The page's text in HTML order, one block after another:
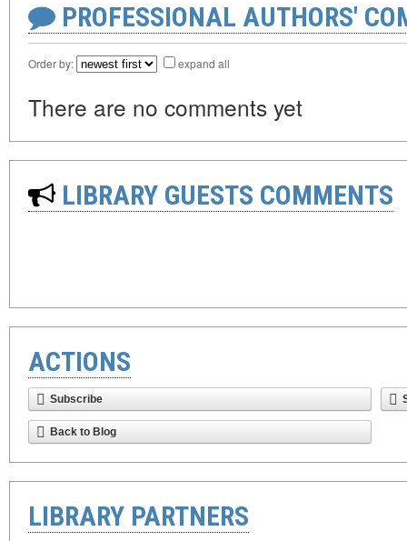
PROFESSIONAL AUTHORS'
Order by: expand all
There are no comments yet
LIBRARY GUESTS COMMENTS
ACTIONS
Subscribe
Back to Blog
LIBRARY PARTNERS